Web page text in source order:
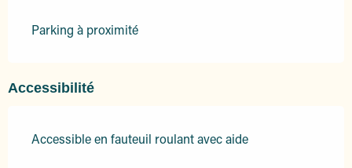
Parking à proximité
Accessibilité
Accessible en fauteuil roulant avec aide